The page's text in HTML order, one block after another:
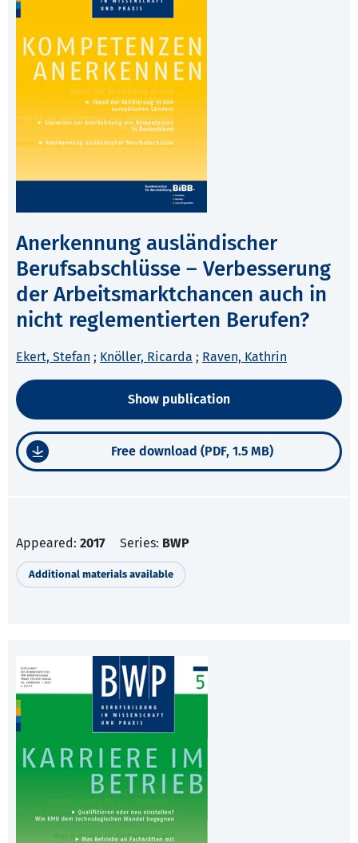
Anerkennung ausländischer
Berufsabschlüsse – Verbesserung
der Arbeitsmarktchancen auch in
nicht reglementierten Berufen?
Ekert, Stefan ; Knöller, Ricarda ; Raven, Kathrin
Show publication
Free download (PDF, 1.5 MB)
Appeared: 2017 Series: BWP
Additional materials available